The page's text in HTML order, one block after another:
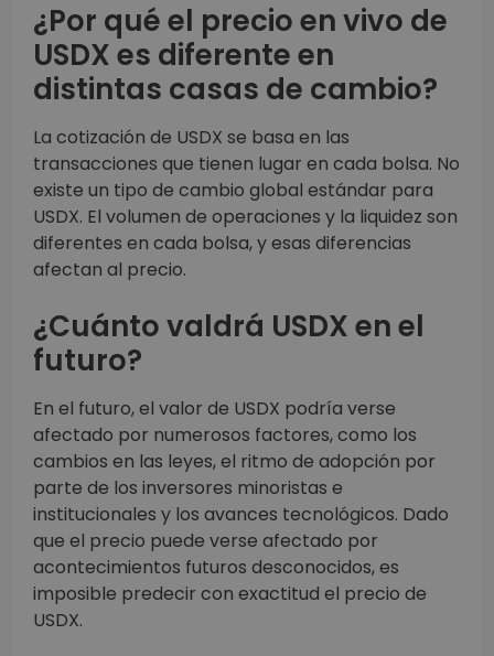
¿Por qué el precio en vivo de
USDX es diferente en
distintas casas de cambio?
La cotización de USDX se basa en las
transacciones que tienen lugar en cada bolsa. No
existe un tipo de cambio global estándar para
USDX. El volumen de operaciones y la liquidez son
diferentes en cada bolsa, y esas diferencias
afectan al precio.
¿Cuánto valdrá USDX en el
futuro?
En el futuro, el valor de USDX podría verse
afectado por numerosos factores, como los
cambios en las leyes, el ritmo de adopción por
parte de los inversores minoristas e
institucionales y los avances tecnológicos. Dado
que el precio puede verse afectado por
acontecimientos futuros desconocidos, es
imposible predecir con exactitud el precio de
USDX.